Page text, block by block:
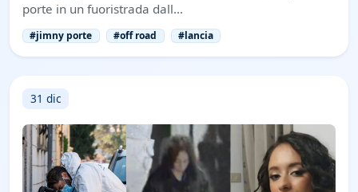
porte in un fuoristrada dall…
#jimny porte #off road #lancia
31 dic